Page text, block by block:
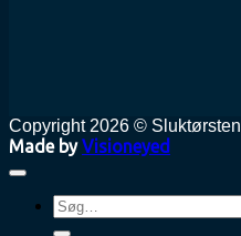
Copyright 2026 © Sluktørsten
Made byVisioneyed
Søg
efter: